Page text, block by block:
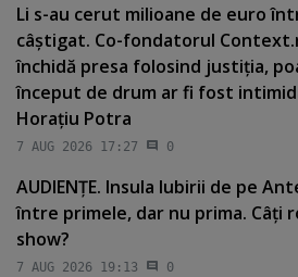
Li s-au cerut milioane de euro
câştigat. Co-fondatorul
închidă presa folosind justiţia,
început de drum ar fi fost
Horaţiu Potra
7 AUG 2026 17:27 0
AUDIENŢE. Insula Iubirii de pe
între primele, dar nu prima. Câţi
show?
7 AUG 2026 19:13 0